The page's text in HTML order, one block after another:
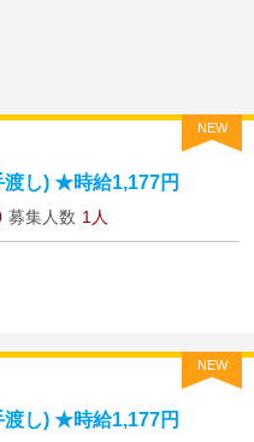
NEW
し) ★時給1,177円
募集人数 1人
NEW
し) ★時給1,177円